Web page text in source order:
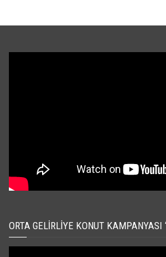
ORTA GELIRLIYE KONUT KAMPANYASI